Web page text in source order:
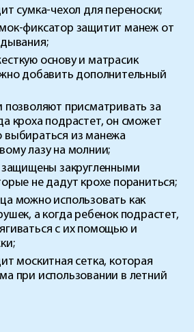
сумка-чехол для переноски;
фиксатор защитит манеж от
основу и матрасик
добавить дополнительный
позволяют присматривать за
кроха подрастет, он сможет
выбираться из манежа
лазу на молнии;
защищены закругленными
не дадут крохе пораниться;
можно использовать как
а когда ребенок подрастет,
с их помощью и
москитная сетка, которая
при использовании в летний